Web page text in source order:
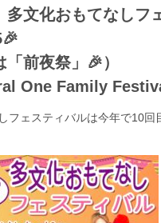
多文化おもてなしフ
「前夜祭」🎉）
One Family
フェスティバルは今年で10回